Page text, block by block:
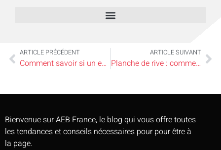
ARTICLE PRÉCÉDENT
Comment savoir si un emballage est recyclable : le contrôle en trois étapes
ARTICLE SUIVANT
Planche de rive : comment choisir la meilleure finition pour sa maison
Bienvenue sur AEB France, le blog qui vous offre toutes
les tendances et conseils nécessaires pour pour être à
la page.